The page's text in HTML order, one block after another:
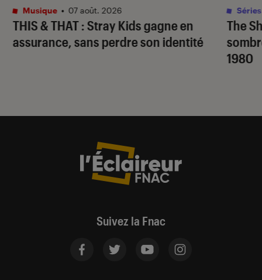
THIS & THAT: Stray Kids gagne en
assurance, sans perdre son identité
Musique • 07 août. 2026
The
1980
Séries
Suivez la Fnac